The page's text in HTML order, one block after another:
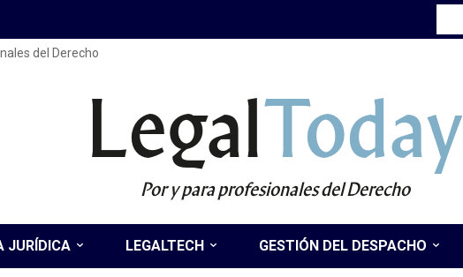
del Derecho
LegalToday
Por y para profesionales del Derecho
JURÍDICA LEGALTECH GESTIÓN DEL DESPACHO